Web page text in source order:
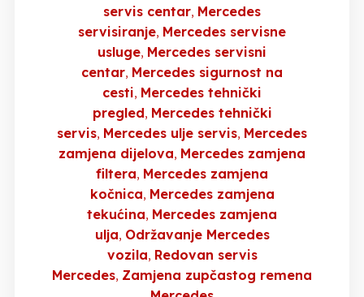
servis centar Mercedes
servisiranje Mercedes servisne
usluge Mercedes servisni
centar Mercedes sigurnost na
cesti Mercedes tehnički
pregled Mercedes tehnički
servis Mercedes ulje servis Mercedes
zamjena dijelova Mercedes zamjena
filtera Mercedes zamjena
kočnica Mercedes zamjena
tekućina Mercedes zamjena
ulja Održavanje Mercedes
vozila Redovan servis
Mercedes Zamjena zupčastog remena